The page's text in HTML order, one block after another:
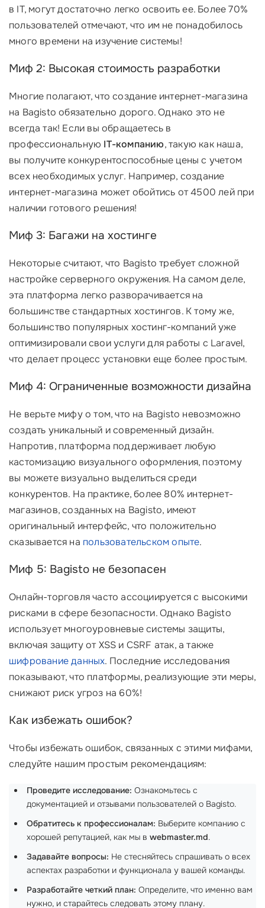
в IT, могут достаточно легко освоить ее. Более 70%
пользователей отмечают, что им не понадобилось
много времени на изучение системы!
Миф 2: Высокая стоимость разработки
Многие полагают, что создание интернет-магазина
на Bagisto обязательно дорого. Однако это не
всегда так! Если вы обращаетесь в
профессиональную IT-компанию, такую как наша,
вы получите конкурентоспособные цены с учетом
всех необходимых услуг. Например, создание
интернет-магазина может обойтись от 4500 лей при
наличии готового решения!
Миф 3: Багажи на хостинге
Некоторые считают, что Bagisto требует сложной
настройке серверного окружения. На самом деле,
эта платформа легко разворачивается на
большинстве стандартных хостингов. К тому же,
большинство популярных хостинг-компаний уже
оптимизировали свои услуги для работы с Laravel,
что делает процесс установки еще более простым.
Миф 4: Ограниченные возможности дизайна
Не верьте мифу о том, что на Bagisto невозможно
создать уникальный и современный дизайн.
Напротив, платформа поддерживает любую
кастомизацию визуального оформления, поэтому
вы можете визуально выделиться среди
конкурентов. На практике, более 80% интернет-
магазинов, созданных на Bagisto, имеют
оригинальный интерфейс, что положительно
сказывается на пользовательском опыте.
Миф 5: Bagisto не безопасен
Онлайн-торговля часто ассоциируется с высокими
рисками в сфере безопасности. Однако Bagisto
использует многоуровневые системы защиты,
включая защиту от XSS и CSRF атак, а также
шифрование данных. Последние исследования
показывают, что платформы, реализующие эти меры,
снижают риск угроз на 60%!
Как избежать ошибок?
Чтобы избежать ошибок, связанных с этими мифами,
следуйте нашим простым рекомендациям:
Проведите исследование: Ознакомьтесь с
документацией и отзывами пользователей о Bagisto.
Обратитесь к профессионалам: Выберите компанию с
хорошей репутацией, как мы в webmaster.md.
Задавайте вопросы: Не стесняйтесь спрашивать о всех
аспектах разработки и функционала у вашей команды.
Разработайте четкий план: Определите, что именно вам
нужно, и старайтесь следовать этому плану.